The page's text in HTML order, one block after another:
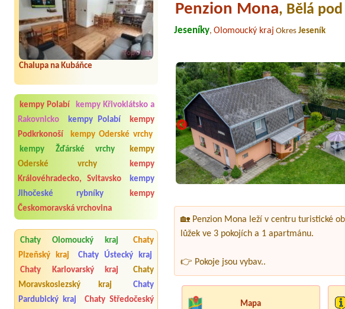
Chalupa na Kubáňce
kempy Polabí
kempy Křivoklátsko a
Rakovnicko
kempy Polabí
kempy
Podkrkonoší
kempy Oderské vrchy
kempy Žďárské vrchy
kempy
Oderské vrchy
kempy
Královéhradecko, Svitavsko
kempy
Jihočeské rybníky
kempy
Českomoravská vrchovina
Chaty Olomoucký kraj
Chaty
Plzeňský kraj
Chaty Ústecký kraj
Chaty Karlovarský kraj
Chaty
Moravskoslezský kraj
Chaty
Pardubický kraj
Chaty Středočeský
Penzion Mona, Bělá
Jeseníky, Olomoucký kraj Okres Jeseník
🏡 Penzion Mona leží v centru turistické
lůžek ve 3 pokojích a 1 apartmánu.
👉 Pokoje jsou vybav..
Mapa